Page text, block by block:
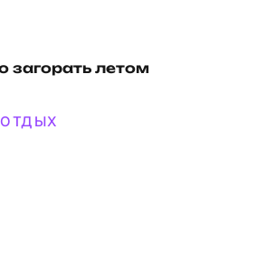
загорать летом